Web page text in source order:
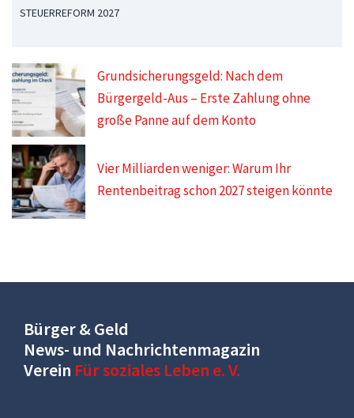
STEUERREFORM 2027
Grundsicherungsgeld: Nach dem
Bürgergeld-Aus – Erste Zahlung ohne
große Panne auf dem Konto
Vier Milliarden weniger: Warum Ihr
Rentenbeitrag schon 2027 steigen könnte
Bürger & Geld
News- und Nachrichtenmagazin
Verein Für soziales Leben e. V.